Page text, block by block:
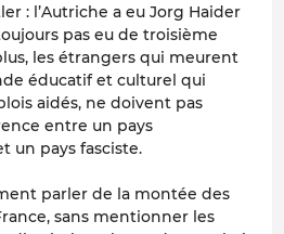
: l’Autriche a eu Jorg Haider
pas eu de troisième
les étrangers qui meurent
éducatif et culturel qui
aidés, ne doivent pas
entre un pays
un pays fasciste.
parler de la montée des
sans mentionner les